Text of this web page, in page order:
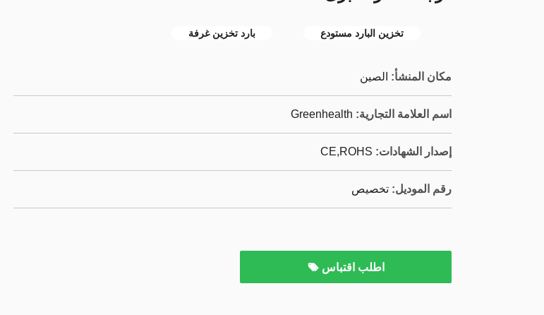
تخزين البارد مستودع بارد تخزين غرفة
مكان المنشأ: الصين
اسم العلامة التجارية: Greenhealth
إصدار الشهادات: CE,ROHS
رقم الموديل: تخصيص
اطلب اقتباس